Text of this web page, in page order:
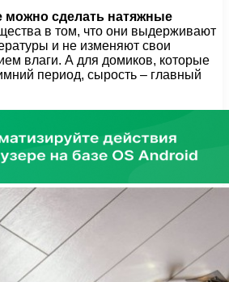
можно сделать натяжные
в том, что они выдерживают
и не изменяют свои
влаги. А для домиков, которые
период, сырость – главный